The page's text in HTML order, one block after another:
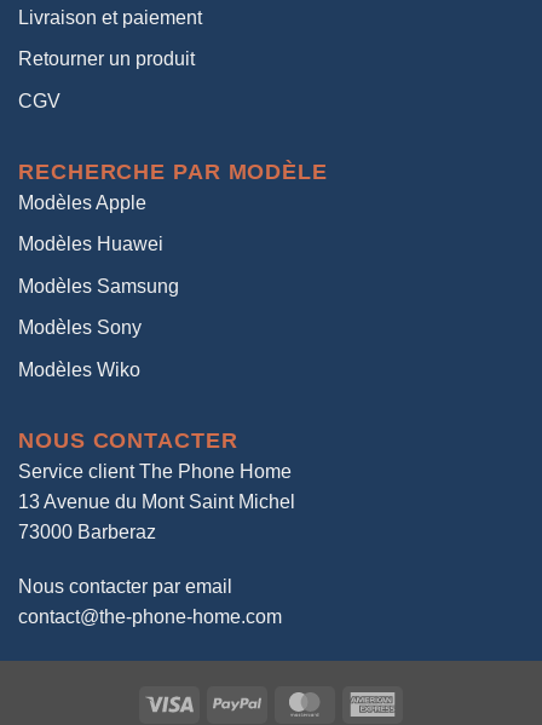
Livraison et paiement
Retourner un produit
CGV
RECHERCHE PAR MODÈLE
Modèles Apple
Modèles Huawei
Modèles Samsung
Modèles Sony
Modèles Wiko
NOUS CONTACTER
Service client The Phone Home
13 Avenue du Mont Saint Michel
73000 Barberaz
Nous contacter par email
contact@the-phone-home.com
Visa PayPal MasterCard